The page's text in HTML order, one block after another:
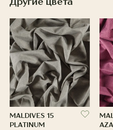
Другие цвета
MALDIVES 15
PLATINUM